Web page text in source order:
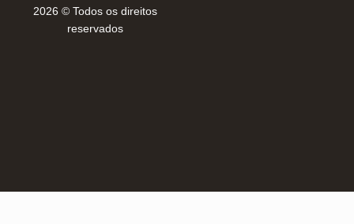
2026 © Todos os direitos
reservados